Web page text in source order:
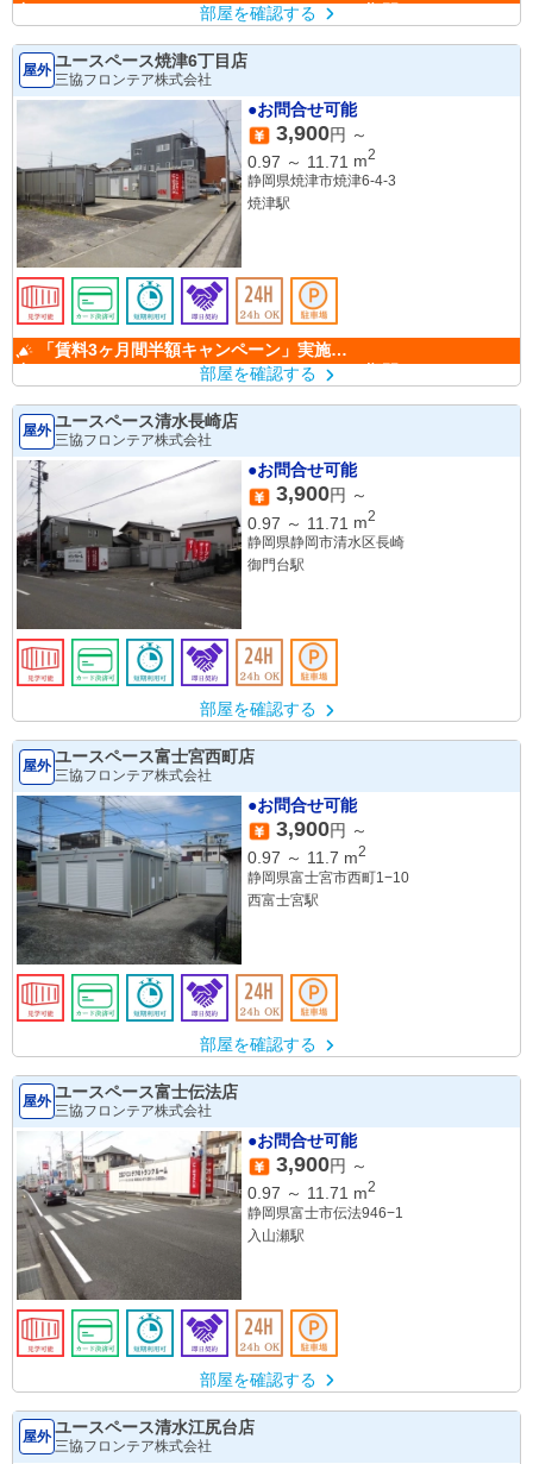
中！ （キャンペーン期間：6/1～9/30）
部屋を確認する
屋外 ユースペース焼津6丁目店
三協フロンテア株式会社
●お問合せ可能
3,900円 ～
0.97 ～ 11.71 m2
静岡県焼津市焼津6-4-3
焼津駅
中！ （キャンペーン期間：6/1～9/30）
部屋を確認する
屋外 ユースペース清水長崎店
三協フロンテア株式会社
●お問合せ可能
3,900円 ～
0.97 ～ 11.71 m2
静岡県静岡市清水区長崎
御門台駅
部屋を確認する
屋外 ユースペース富士宮西町店
三協フロンテア株式会社
●お問合せ可能
3,900円 ～
0.97 ～ 11.7 m2
静岡県富士宮市西町1−10
西富士宮駅
部屋を確認する
屋外 ユースペース富士伝法店
三協フロンテア株式会社
●お問合せ可能
3,900円 ～
0.97 ～ 11.71 m2
静岡県富士市伝法946−1
入山瀬駅
部屋を確認する
屋外 ユースペース清水江尻台店
三協フロンテア株式会社